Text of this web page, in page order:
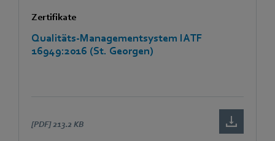
Zertifikate
Qualitäts-Managementsystem IATF
16949:2016 (St. Georgen)
[PDF] 213.2 KB